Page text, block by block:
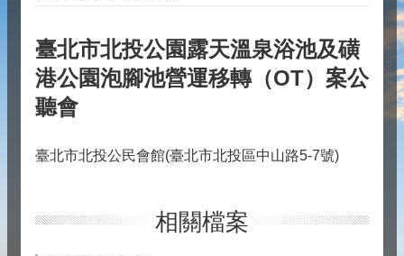
臺北市北投公園露天溫泉浴池及磺
港公園泡腳池營運移轉（OT）案公
聽會
臺北市北投公民會館(臺北市北投區中山路5-7號)
相關檔案